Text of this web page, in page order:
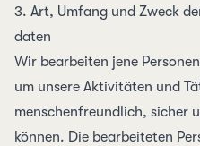
3. Art, Umfang und Zweck
daten
Wir bearbeiten jene
um unsere Aktivitäten und
menschen­freundlich, sicher
können. Die bearbeiteten